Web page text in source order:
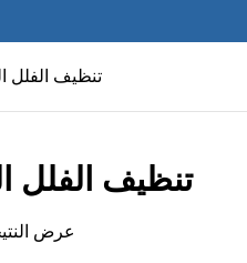
تنظيف الفلل
تنظيف الفلل
عرض